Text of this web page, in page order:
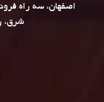
شرق،